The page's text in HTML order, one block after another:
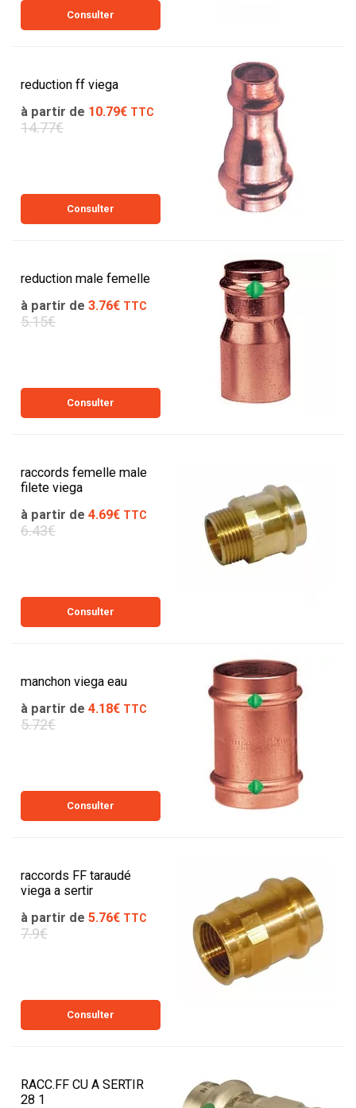
Consulter
reduction ff viega
à partir de 10.79€ TTC
14.77€
Consulter
reduction male femelle
à partir de 3.76€ TTC
5.15€
Consulter
raccords femelle male
filete viega
à partir de 4.69€ TTC
6.43€
Consulter
manchon viega eau
à partir de 4.18€ TTC
5.72€
Consulter
raccords FF taraudé
viega a sertir
à partir de 5.76€ TTC
7.9€
Consulter
RACC.FF CU A SERTIR
28 1